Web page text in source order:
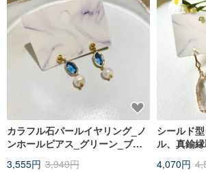
カラフル石パールイヤリング_ノ
ンホールピアス_グリーン_ブル
3,555円 3,949円
シールド
ル、真鍮
4,070円